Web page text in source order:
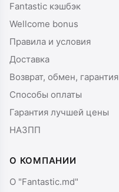
Fantastic кэшбэк
Wellcome bonus
Правила и условия
Доставка
Возврат, обмен, гарантия
Способы оплаты
Гарантия лучшей цены
НАЗПП
О КОМПАНИИ
О "Fantastic.md"